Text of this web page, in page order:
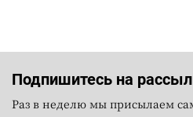
Подпишитесь на
Раз в неделю мы присылаем